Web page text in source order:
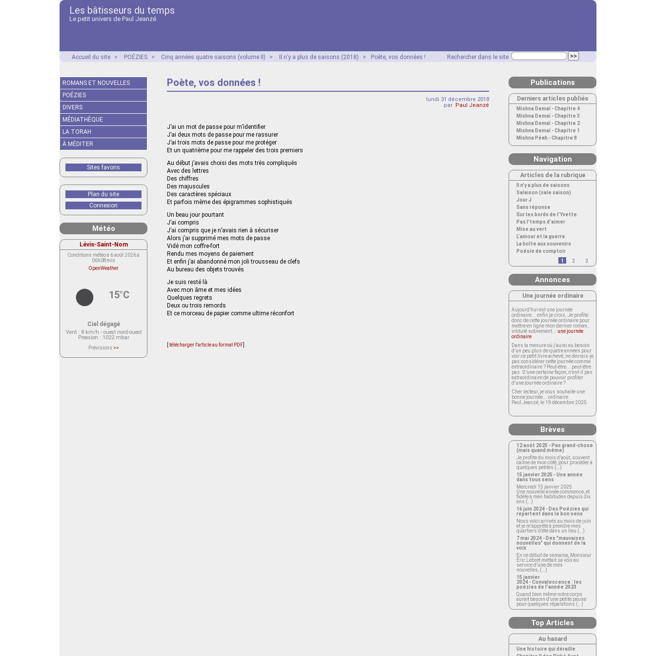
Les bâtisseurs du temps
Le petit univers de Paul Jeanzé
Rechercher dans le site
Accueil du site > POÉZIES > Cinq années quatre saisons (volume II) > Il n’y a plus de saisons (2018) > Poète, vos données !
Poète, vos données !
lundi 31 décembre 2018
par Paul Jeanzé
J’ai un mot de passe pour m’identifier
J’ai deux mots de passe pour me rassurer
J’ai trois mots de passe pour me protéger
Et un quatrième pour me rappeler des trois premiers
Au début j’avais choisi des mots très compliqués
Avec des lettres
Des chiffres
Des majuscules
Des caractères spéciaux
Et parfois même des épigrammes sophistiqués
Un beau jour pourtant
J’ai compris
J’ai compris que je n’avais rien à sécuriser
Alors j’ai supprimé mes mots de passe
Vidé mon coffre-fort
Rendu mes moyens de paiement
Et enfin j’ai abandonné mon joli trousseau de clefs
Au bureau des objets trouvés
Je suis resté là
Avec mon âme et mes idées
Quelques regrets
Deux ou trois remords
Et ce morceau de papier comme ultime réconfort
télécharger l'article au format PDF
ROMANS ET NOUVELLES
POÉZIES
DIVERS
MÉDIATHÈQUE
LA TORAH
À MÉDITER
Sites favoris
Plan du site
Connexion
Météo
Lévis-Saint-Nom
Conditions météo à 6 août 2026 à
06h08min
OpenWeather
15°C
Ciel dégagé
Vent: 8 km/h - ouest nord-ouest
Pression : 1022 mbar
Prévisions >>
actuellement aucune prévision
Publications
Derniers articles publiés
Mishna Demaï - Chapitre 4
Mishna Demaï - Chapitre 3
Mishna Demaï - Chapitre 2
Mishna Demaï - Chapitre 1
Mishna Péah - Chapitre 8
Navigation
Articles de la rubrique
Il n’y a plus de saisons
Salaison (sale saison)
Jour J
Sans réponse
Sur les bords de l’Yvette
Pas l’temps d’aimer
Mise au vert
L’amour et la guerre
La boîte aux souvenirs
Poésie de comptoir
1
2 3
Annonces
Une journée ordinaire
Aujourd’hui est une journée
ordinaire... enfin je crois. Je profite
donc de cette journée ordinaire pour
mettre en ligne mon dernier roman,
intitulé sobrement... une journée
ordinaire
Dans la mesure où j’aurai eu besoin
d’un peu plus de quatre années pour
voir ce petit livre achevé, ne devrais-je
pas considérer cette journée comme
extraordinaire ? Peut-être... peut-être
pas. D’une certaine façon, n’est-il pas
extraordinaire de pouvoir profiter
d’une journée ordinaire ?
Cher lecteur, je vous souhaite une
bonne journée... ordinaire.
Paul Jeanzé, le 19 décembre 2025
Brèves
12 août 2025 - Pas grand-chose
(mais quand même)
Je profite du mois d’août, souvent
calme de mon côté, pour procéder à
quelques petites (…)
15 janvier 2025 - Une année
dans tous sens
Mercredi 15 janvier 2025
Une nouvelle année commence, et
fidèle à mes habitudes depuis dix
ans (…)
16 juin 2024 - Des Poézies qui
repartent dans le bon sens
Nous voici arrivés au mois de juin
et je m’apprête à prendre mes
quartiers d’été dans un lieu (…)
7 mai 2024 - Des "mauvaises
nouvelles" qui donnent de la
voix
En ce début de semaine, Monsieur
Éric Lebret mettait sa voix au
service d’une de mes
nouvelles, (…)
15 janvier
2024 - Convalescence : les
poézies de l’année 2023
Quand bien même notre corps
aurait besoin d’une petite pause
pour quelques réparations (…)
Top Articles
Au hasard
Une histoire qui déraille